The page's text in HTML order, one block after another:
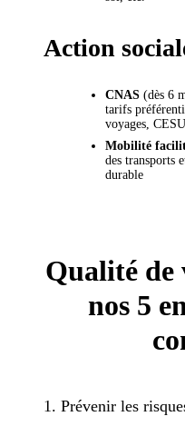
Action
CNAS (dès 6
tarifs
voyages,
Mobilité
des transports
durable
Qualité de
nos 5
1. Prévenir les